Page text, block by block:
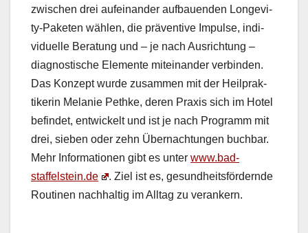
zwis­chen drei aufeinan­der auf­bauen­den Longevi­
ty-Paketen wählen, die präven­tive Impulse, indi­
vidu­elle Beratung und – je nach Aus­rich­tung –
diag­nos­tis­che Ele­mente miteinan­der verbinden.
Das Konzept wurde zusam­men mit der Heil­prak­
tik­erin Melanie Pethke, deren Prax­is sich im Hotel
befind­et, entwick­elt und ist je nach Pro­gramm mit
drei, sieben oder zehn Über­nach­tun­gen buch­bar.
Mehr Infor­ma­tio­nen gibt es unter www.bad-
staffelstein.de
. Ziel ist es, gesund­heits­fördernde
Rou­ti­nen nach­haltig im All­t­ag zu ver­ankern.